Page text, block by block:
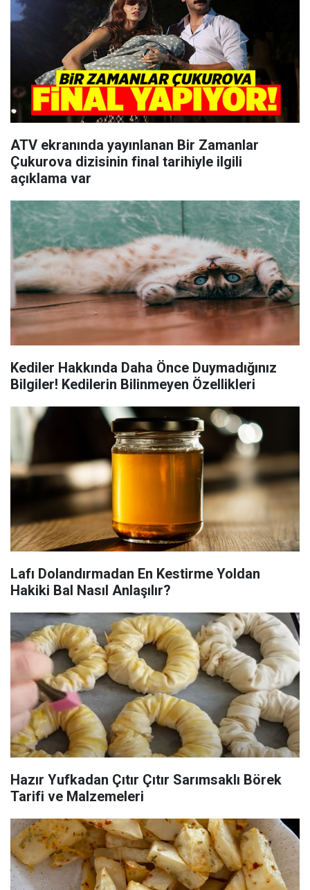
ATV ekranında yayınlanan Bir Zamanlar
Çukurova dizisinin final tarihiyle ilgili
açıklama var
Kediler Hakkında Daha Önce Duymadığınız
Bilgiler! Kedilerin Bilinmeyen Özellikleri
Lafı Dolandırmadan En Kestirme Yoldan
Hakiki Bal Nasıl Anlaşılır?
Hazır Yufkadan Çıtır Çıtır Sarımsaklı Börek
Tarifi ve Malzemeleri